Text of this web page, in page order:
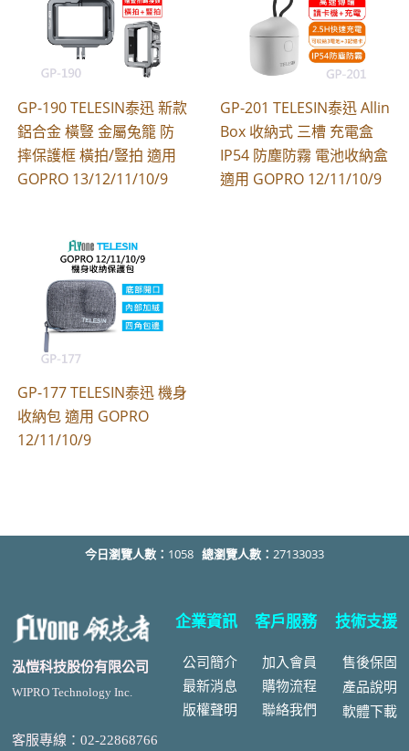
GP-190 TELESIN泰迅 新款
鋁合金 橫豎 金屬兔籠 防
摔保護框 橫拍/豎拍 適用
GOPRO 13/12/11/10/9
GP-201 TELESIN泰迅 Allin
Box 收納式 三槽 充電盒
IP54 防塵防霧 電池收納盒
適用 GOPRO 12/11/10/9
GP-177 TELESIN泰迅 機身
收納包 適用 GOPRO
12/11/10/9
今日瀏覽人數： 1058 總瀏覽人數： 27133033
泓愷科技股份有限公司
WIPRO Technology Inc.
客服專線：02-22868766
企業資訊
公司簡介
最新消息
版權聲明
客戶服務
加入會員
購物流程
聯絡我們
技術支援
售後保固
產品說明
軟體下載